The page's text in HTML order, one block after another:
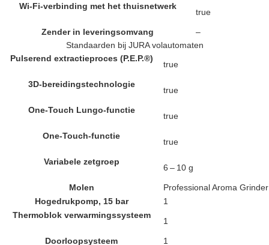
Wi-Fi-verbinding met het thuisnetwerk
true
Zender in leveringsomvang
–
Standaarden bij JURA volautomaten
Pulserend extractieproces (P.E.P.®)
true
3D-bereidingstechnologie
true
One-Touch Lungo-functie
true
One-Touch-functie
true
Variabele zetgroep
6 – 10 g
Molen
Professional Aroma Grinder
Hogedrukpomp, 15 bar
1
Thermoblok verwarmingssysteem
1
Doorloopsysteem
1